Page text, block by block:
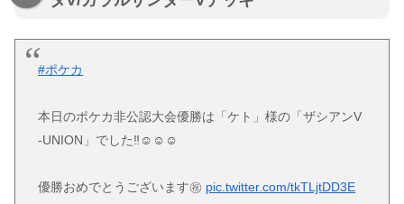
#ポケカ
本日のポケカ非公認大会優勝は「ケト」様の「ザシアンV
-UNION」でした‼️☺️☺️☺️
優勝おめでとうございます㊗️ pic.twitter.com/tkTLjtDD3E